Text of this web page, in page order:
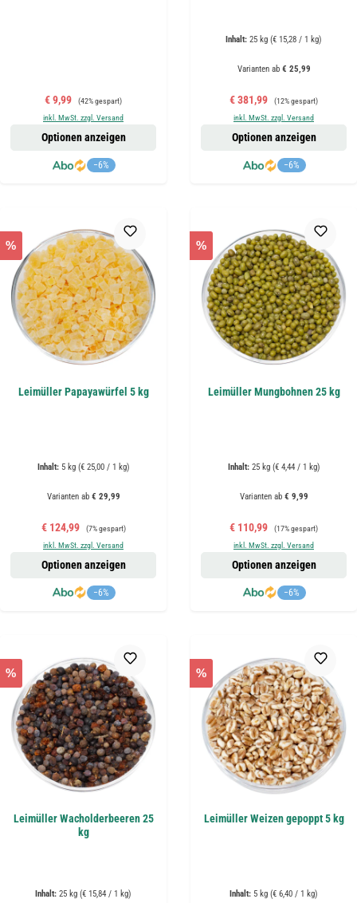
Verkaufspreis:
€ 9,99 Regulärer Preis:
(42% gespart)
inkl. MwSt. zzgl. Versand
−6%
Optionen anzeigen
Inhalt: 25 kg (€ 15,28 / 1 kg)
Varianten ab€ 25,99
Verkaufspreis:
€ 381,99 Regulärer Preis:
(12% gespart)
inkl. MwSt. zzgl. Versand
−6%
Optionen anzeigen
%
Leimüller Papayawürfel 5 kg
Inhalt: 5 kg (€ 25,00 / 1 kg)
Varianten ab€ 29,99
Verkaufspreis:
€ 124,99 Regulärer Preis:
(7% gespart)
inkl. MwSt. zzgl. Versand
−6%
Optionen anzeigen
%
Leimüller Mungbohnen 25 kg
Inhalt: 25 kg (€ 4,44 / 1 kg)
Varianten ab€ 9,99
Verkaufspreis:
€ 110,99 Regulärer Preis:
(17% gespart)
inkl. MwSt. zzgl. Versand
−6%
Optionen anzeigen
%
Leimüller Wacholderbeeren 25
kg
Inhalt: 25 kg (€ 15,84 / 1 kg)
%
Leimüller Weizen gepoppt 5 kg
Inhalt: 5 kg (€ 6,40 / 1 kg)